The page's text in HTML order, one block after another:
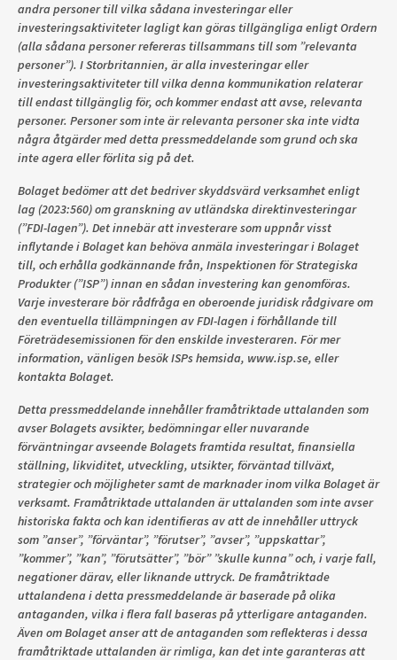
andra personer till vilka sådana investeringar eller
investeringsaktiviteter lagligt kan göras tillgängliga enligt Ordern
(alla sådana personer refereras tillsammans till som ”relevanta
personer”). I Storbritannien, är alla investeringar eller
investeringsaktiviteter till vilka denna kommunikation relaterar
till endast tillgänglig för, och kommer endast att avse, relevanta
personer. Personer som inte är relevanta personer ska inte vidta
några åtgärder med detta pressmeddelande som grund och ska
inte agera eller förlita sig på det.
Bolaget bedömer att det bedriver skyddsvärd verksamhet enligt
lag (2023:560) om granskning av utländska direktinvesteringar
(”FDI-lagen”). Det innebär att investerare som uppnår visst
inflytande i Bolaget kan behöva anmäla investeringar i Bolaget
till, och erhålla godkännande från, Inspektionen för Strategiska
Produkter (”ISP”) innan en sådan investering kan genomföras.
Varje investerare bör rådfråga en oberoende juridisk rådgivare om
den eventuella tillämpningen av FDI-lagen i förhållande till
Företrädesemissionen för den enskilde investeraren. För mer
information, vänligen besök ISPs hemsida, www.isp.se, eller
kontakta Bolaget.
Detta pressmeddelande innehåller framåtriktade uttalanden som
avser Bolagets avsikter, bedömningar eller nuvarande
förväntningar avseende Bolagets framtida resultat, finansiella
ställning, likviditet, utveckling, utsikter, förväntad tillväxt,
strategier och möjligheter samt de marknader inom vilka Bolaget är
verksamt. Framåtriktade uttalanden är uttalanden som inte avser
historiska fakta och kan identifieras av att de innehåller uttryck
som ”anser”, ”förväntar”, ”förutser”, ”avser”, ”uppskattar”,
”kommer”, ”kan”, ”förutsätter”, ”bör” ”skulle kunna” och, i varje fall,
negationer därav, eller liknande uttryck. De framåtriktade
uttalandena i detta pressmeddelande är baserade på olika
antaganden, vilka i flera fall baseras på ytterligare antaganden.
Även om Bolaget anser att de antaganden som reflekteras i dessa
framåtriktade uttalanden är rimliga, kan det inte garanteras att